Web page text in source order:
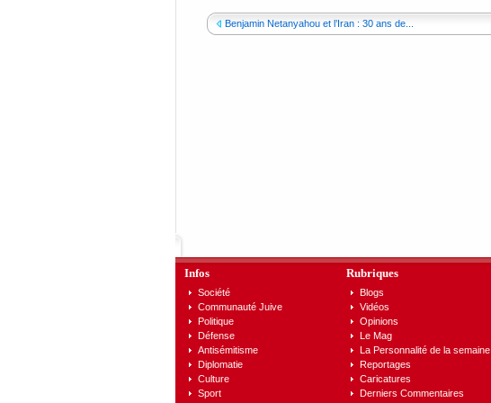
Benjamin Netanyahou et l’Iran : 30 ans de...
Infos
Société
Communauté Juive
Politique
Défense
Antisémitisme
Diplomatie
Culture
Sport
Rubriques
Blogs
Vidéos
Opinions
Le Mag
La Personnalité de la semaine
Reportages
Caricatures
Derniers Commentaires